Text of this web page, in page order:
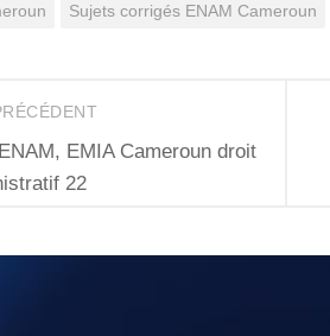
Sujets corrigés ENAM Cameroun
EMIA Cameroun droit
22